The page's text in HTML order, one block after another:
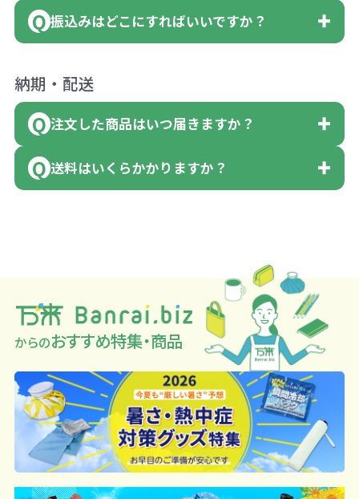
要な個数を入力ください。
ている場合は、その単位に当てはまらな
い数を入力すると、アラートがでます。
い。
その際不良品については送料着払いにて
一度ご連絡の上、当社にご返却くださ
（商品の状態により、対応が変わる場合
もございます）
返品に応じられない場合がございます。
0120-979-907
AM10:00～PM5:00（土・日・祝日を除く
＜多色印刷（2色以上）の場合＞
（提供価格（商品代）+名入れ費用（印刷
※例えば2色印刷の場合には、名入れ費用
が2倍、製版代が2倍必要です。
出来ない場合もございます。ご相談下さ
同じ版で多くの数量を印刷すると、1個当
たりの印刷代単価がお安くなります。
一方、数量が少なく一定数に満たない場
合は、単価計算ではなく、印刷代の基本
料金を一式頂戴する場合がございます。
ボリュームディスカウントの計算は商品
や印刷方法によって異なりますので、予
めご了承ください。
ンロードが可能です。
詳しくはこちらはご確認ください。
領収書のダウンロード
会員様はマイページより各種帳票のダウ
詳しくはこちらはご確認ください。
領収書のダウンロード
振込みはどこにすればいいですか？
下記口座にお願いします。
■三菱UFJ銀行
小田井支店（おたいしてん）
※振り込み手数料はお客さま負担となり
ますのでご注意ください。
納期・配送
注文した商品はいつ届きますか？
既製品の場合、ご入金確認後3営業日以
（例えば無地ポケットティッシュであれ
ば、午前中までにご注文とご入金いただ
ければ翌日着でお送りすることも可能で
す）
お急ぎの場合、ご相談ください。最大限
努力いたします。
送料はいくらかかりますか？
※3万円以上(税抜)のご注文の場合でも複
数ヶ所への納品の場合、別途送料頂戴す
る場合がございます。
詳細はこちらご確認ください。
配送について
からのおすすめ特集・商品